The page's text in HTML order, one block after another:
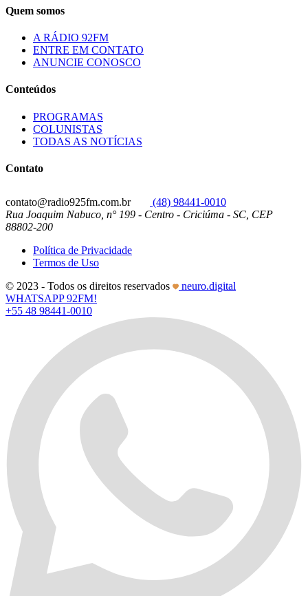
Quem somos
A RÁDIO 92FM
ENTRE EM CONTATO
ANUNCIE CONOSCO
Conteúdos
PROGRAMAS
COLUNISTAS
TODAS AS NOTÍCIAS
Contato
contato@radio925fm.com.br
(48) 98441-0010
Rua Joaquim Nabuco, n° 199 - Centro - Criciúma - SC, CEP
88802-200
Política de Privacidade
Termos de Uso
© 2023 - Todos os direitos reservados
neuro.digital
WHATSAPP 92FM!
+55 48 98441-0010